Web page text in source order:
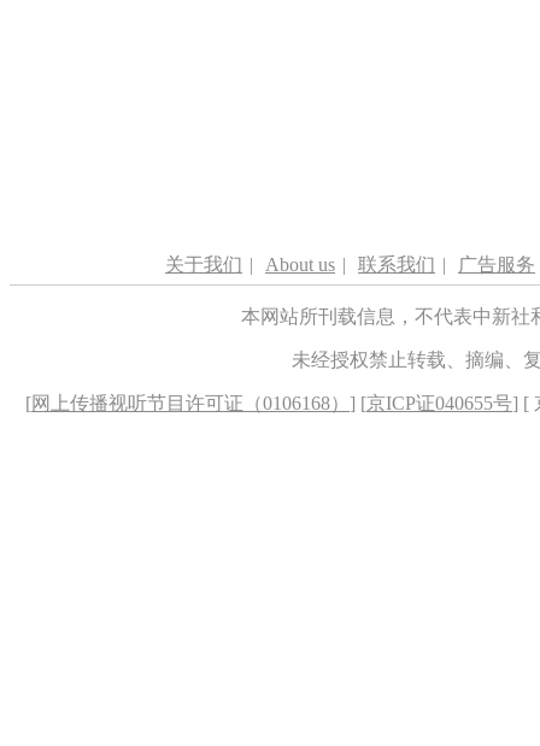
关于我们 | About us | 联系我们 | 广告服务
本网站所刊载信息，不代表中新
未经授权禁止转载、摘编、
[网上传播视听节目许可证（0106168） ] [京ICP证040655号] [